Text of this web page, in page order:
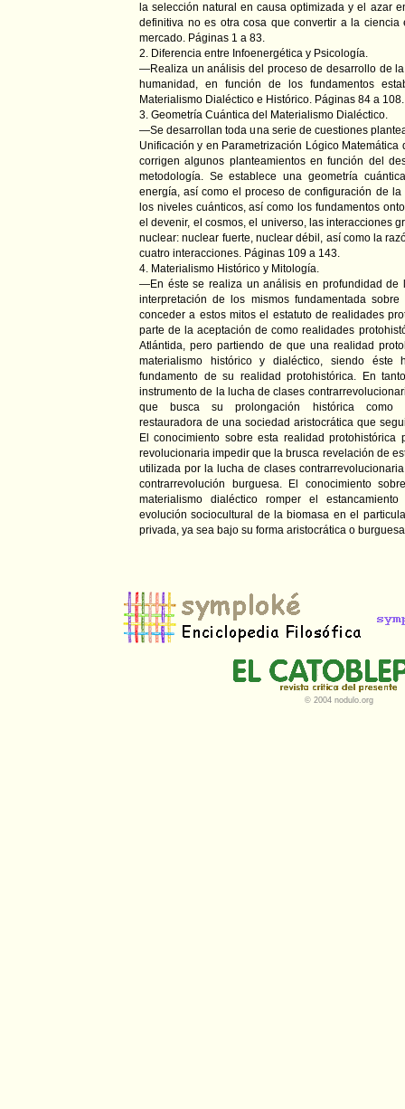
la selección natural en causa optimizada y el azar
definitiva no es otra cosa que convertir a la
mercado. Páginas 1 a 83.
2. Diferencia entre Infoenergética y Psicología.
—Realiza un análisis del proceso de desarrollo de
humanidad, en función de los fundamentos
Materialismo Dialéctico e Histórico. Páginas 84 a 108.
3. Geometría Cuántica del Materialismo Dialéctico.
—Se desarrollan toda una serie de cuestiones
Unificación y en Parametrización Lógico Matemática
corrigen algunos planteamientos en función del
metodología. Se establece una geometría
energía, así como el proceso de configuración de
los niveles cuánticos, así como los fundamentos
el devenir, el cosmos, el universo, las interacciones
nuclear: nuclear fuerte, nuclear débil, así como la
cuatro interacciones. Páginas 109 a 143.
4. Materialismo Histórico y Mitología.
—En éste se realiza un análisis en profundidad de
interpretación de los mismos fundamentada
conceder a estos mitos el estatuto de realidades
parte de la aceptación de como realidades
Atlántida, pero partiendo de que una realidad
materialismo histórico y dialéctico, siendo
fundamento de su realidad protohistórica. En
instrumento de la lucha de clases
que busca su prolongación histórica como
restauradora de una sociedad aristocrática que
El conocimiento sobre esta realidad
revolucionaria impedir que la brusca revelación de
utilizada por la lucha de clases
contrarrevolución burguesa. El conocimiento
materialismo dialéctico romper el
evolución sociocultural de la biomasa en el
privada, ya sea bajo su forma aristocrática o
© 2004 nodulo.org